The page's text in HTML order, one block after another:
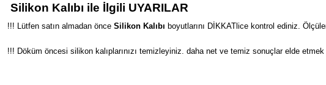
Silikon Kalıbı ile İlgili UYARILAR
!!! Lütfen satın almadan önce Silikon Kalıbı boyutlarını DİKKATlice kontrol ediniz.
!!! Döküm öncesi silikon kalıplarınızı temizleyiniz. daha net ve temiz sonuçlar elde etmek